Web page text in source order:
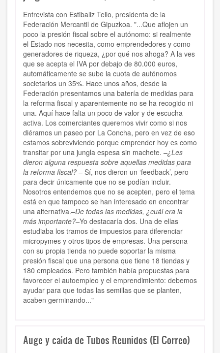
Entrevista con Estibaliz Tello, presidenta de la
Federación Mercantil de Gipuzkoa. "...Que aflojen un
poco la presión fiscal sobre el autónomo: si realmente
el Estado nos necesita, como emprendedores y como
generadores de riqueza, ¿por qué nos ahoga? A la ves
que se acepta el IVA por debajo de 80.000 euros,
automáticamente se sube la cuota de autónomos
societarios un 35%. Hace unos años, desde la
Federación presentamos una batería de medidas para
la reforma fiscal y aparentemente no se ha recogido ni
una. Aquí hace falta un poco de valor y de escucha
activa. Los comerciantes queremos vivir como si nos
diéramos un paseo por La Concha, pero en vez de eso
estamos sobreviviendo porque emprender hoy es como
transitar por una jungla espesa sin machete. –¿Les
dieron alguna respuesta sobre aquellas medidas para
la reforma fiscal? – Sí, nos dieron un ‘feedback’, pero
para decir únicamente que no se podían incluir.
Nosotros entendemos que no se acepten, pero el tema
está en que tampoco se han interesado en encontrar
una alternativa.–De todas las medidas, ¿cuál era la
más importante?–Yo destacaría dos. Una de ellas
estudiaba los tramos de impuestos para diferenciar
micropymes y otros tipos de empresas. Una persona
con su propia tienda no puede soportar la misma
presión fiscal que una persona que tiene 18 tiendas y
180 empleados. Pero también había propuestas para
favorecer el autoempleo y el emprendimiento: debemos
ayudar para que todas las semillas que se planten,
acaben germinando..."
Auge y caída de Tubos Reunidos (El Correo)